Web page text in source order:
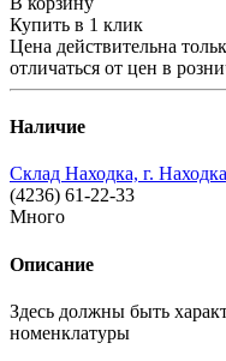
Купить в 1 клик
Цена действительна
отличаться от цен в
Наличие
Склад Находка, г.
(4236) 61-22-33
Много
Описание
Здесь должны быть
номенклатуры